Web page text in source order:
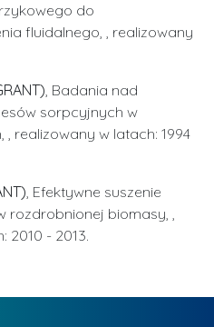
do
fluidalnego, , realizowany
, Badania nad
sorpcyjnych w
, realizowany w latach: 1994
, Efektywne suszenie
rozdrobnionej biomasy, ,
2010 - 2013.